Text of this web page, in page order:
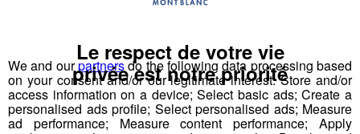
Il est venu nous parler d’un beau projet porté par ses
élèves, récemment récompensés par le prix « Non au
harcèlement » décerné par le ministère de l’Éducation
nationale pour leur court-métrage "Le cri du silence".
We and ourpartnersdo the following data processing based
on your consent and/or our legitimate interest: Store and/or
access information on a device; Select basic ads; Create a
personalised ads profile; Select personalised ads; Measure
ad performance; Measure content performance; Apply
Le respect de votre vie
privée est notre priorité